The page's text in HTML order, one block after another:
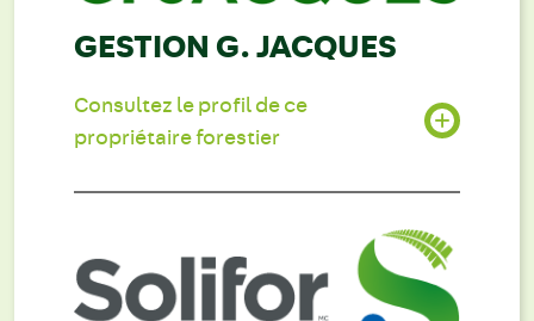
GESTION G. JACQUES
Consultez le profil de ce
propriétaire forestier